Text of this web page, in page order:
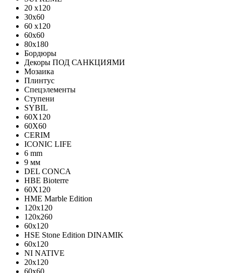
20 x120
30x60
60 x120
60x60
80x180
Бордюры
Декоры ПОД САНКЦИЯМИ
Мозаика
Плинтус
Спецэлементы
Ступени
SYBIL
60X120
60X60
CERIM
ICONIC LIFE
6 mm
9 мм
DEL CONCA
HBE Bioterre
60Х120
HME Marble Edition
120x120
120x260
60x120
HSE Stone Edition DINAMIK
60x120
NI NATIVE
20х120
60х60